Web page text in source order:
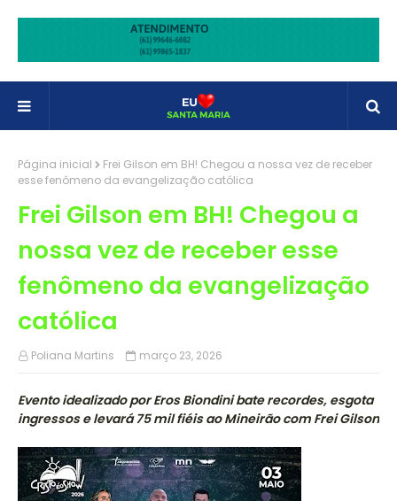
Página inicial
Frei Gilson em BH! Chegou a nossa vez de receber
esse fenômeno da evangelização católica
Frei Gilson em BH! Chegou a
nossa vez de receber esse
fenômeno da evangelização
católica
Poliana Martins março 23, 2026
Evento idealizado por Eros Biondini bate recordes, esgota
ingressos e levará 75 mil fiéis ao Mineirão com Frei Gilson